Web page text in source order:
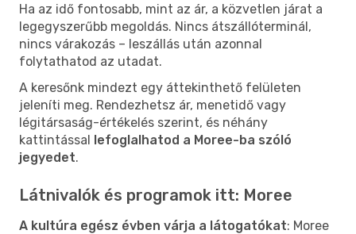
Ha az idő fontosabb, mint az ár, a közvetlen járat a
legegyszerűbb megoldás. Nincs átszállóterminál,
nincs várakozás – leszállás után azonnal
folytathatod az utadat.
A keresőnk mindezt egy áttekinthető felületen
jeleníti meg. Rendezhetsz ár, menetidő vagy
légitársaság-értékelés szerint, és néhány
kattintással lefoglalhatod a Moree-ba szóló
jegyedet.
Látnivalók és programok itt: Moree
A kultúra egész évben várja a látogatókat: Moree